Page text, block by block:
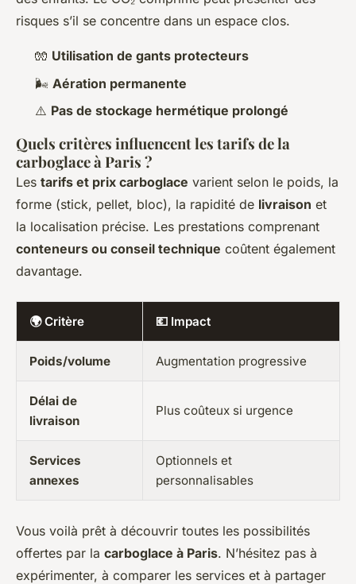
risques s’il se concentre dans un espace clos.
🧤 Utilisation de gants protecteurs
🌬️ Aération permanente
⚠️ Pas de stockage hermétique prolongé
Quels critères influencent les tarifs de la
carboglace à Paris ?
Les tarifs et prix carboglace varient selon le poids, la
forme (stick, pellet, bloc), la rapidité de livraison et
la localisation précise. Les prestations comprenant
conteneurs ou conseil technique coûtent également
davantage.
🌍 Critère 💶 Impact
Poids/volume Augmentation progressive
Délai de
livraison
Plus coûteux si urgence
Services
annexes
Optionnels et
personnalisables
Vous voilà prêt à découvrir toutes les possibilités
offertes par la carboglace à Paris. N’hésitez pas à
expérimenter, à comparer les services et à partager